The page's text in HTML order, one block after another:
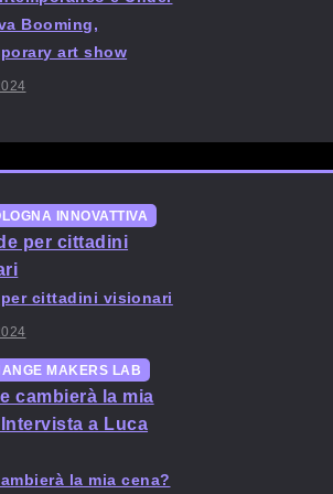
Booming,
art show
INNOVATTIVA
cittadini visionari
MAKERS LAB
la mia cena?